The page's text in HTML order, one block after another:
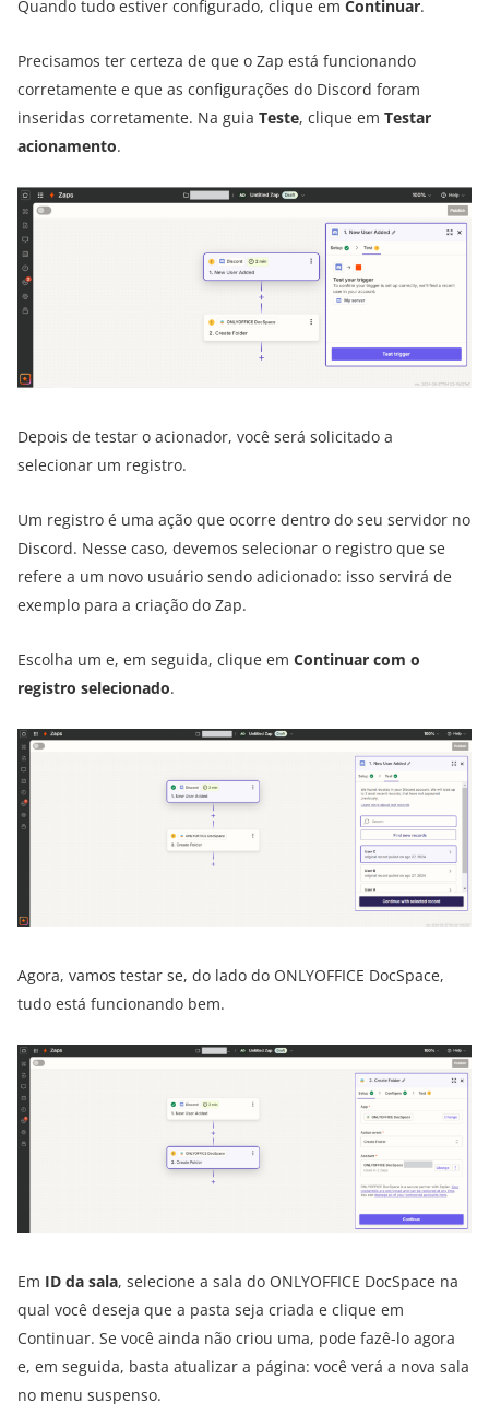
Quando tudo estiver configurado, clique em Continuar.
Precisamos ter certeza de que o Zap está funcionando
corretamente e que as configurações do Discord foram
inseridas corretamente. Na guia Teste, clique em Testar
acionamento.
Depois de testar o acionador, você será solicitado a
selecionar um registro.
Um registro é uma ação que ocorre dentro do seu servidor no
Discord. Nesse caso, devemos selecionar o registro que se
refere a um novo usuário sendo adicionado: isso servirá de
exemplo para a criação do Zap.
Escolha um e, em seguida, clique em Continuar com o
registro selecionado.
Agora, vamos testar se, do lado do ONLYOFFICE DocSpace,
tudo está funcionando bem.
Em ID da sala, selecione a sala do ONLYOFFICE DocSpace na
qual você deseja que a pasta seja criada e clique em
Continuar. Se você ainda não criou uma, pode fazê-lo agora
e, em seguida, basta atualizar a página: você verá a nova sala
no menu suspenso.